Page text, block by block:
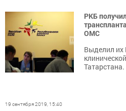
РКБ
ОМС
Выделил их
Татарстана.
19 сентября 2019, 15:40